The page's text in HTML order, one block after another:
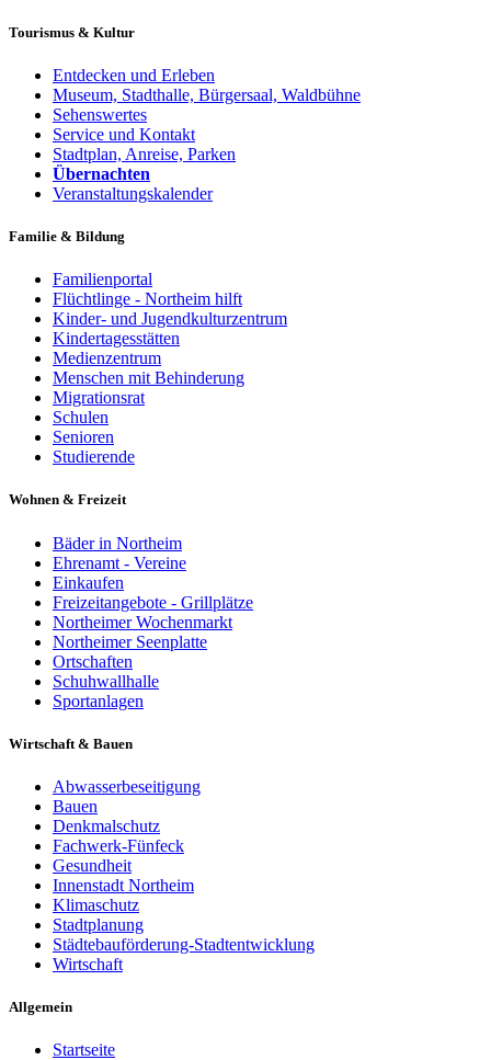
Tourismus & Kultur
Entdecken und Erleben
Museum, Stadthalle, Bürgersaal, Waldbühne
Sehenswertes
Service und Kontakt
Stadtplan, Anreise, Parken
Übernachten
Veranstaltungskalender
Familie & Bildung
Familienportal
Flüchtlinge - Northeim hilft
Kinder- und Jugendkulturzentrum
Kindertagesstätten
Medienzentrum
Menschen mit Behinderung
Migrationsrat
Schulen
Senioren
Studierende
Wohnen & Freizeit
Bäder in Northeim
Ehrenamt - Vereine
Einkaufen
Freizeitangebote - Grillplätze
Northeimer Wochenmarkt
Northeimer Seenplatte
Ortschaften
Schuhwallhalle
Sportanlagen
Wirtschaft & Bauen
Abwasserbeseitigung
Bauen
Denkmalschutz
Fachwerk-Fünfeck
Gesundheit
Innenstadt Northeim
Klimaschutz
Stadtplanung
Städtebauförderung-Stadtentwicklung
Wirtschaft
Allgemein
Startseite